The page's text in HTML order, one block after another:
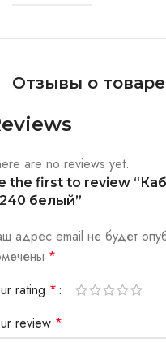
Отзывы о товаре
are no reviews yet.
the first to review
белый”
адрес email не будет
*
rating *
review *